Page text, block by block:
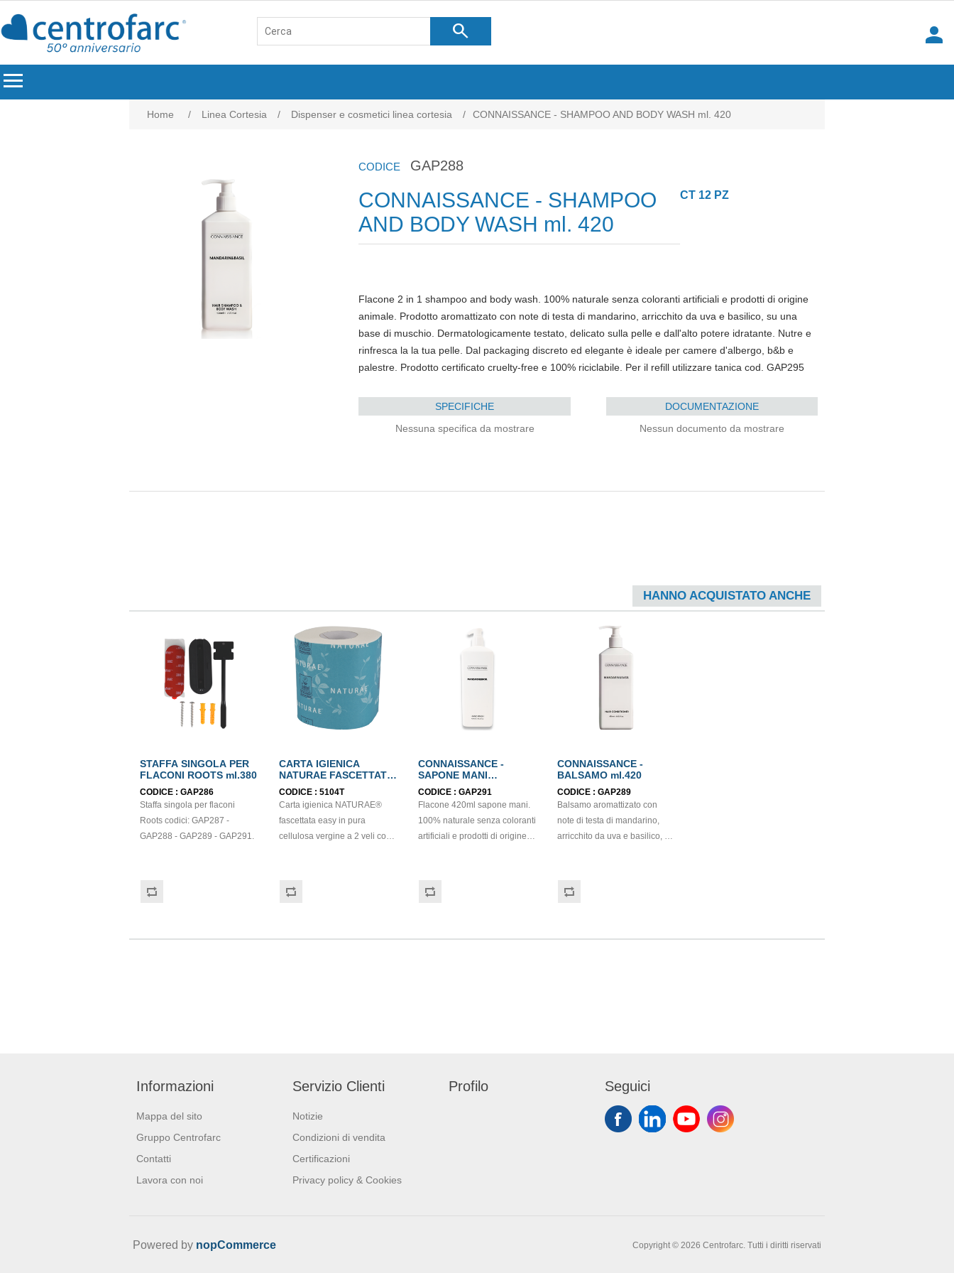
search
person
menu
Home / Linea Cortesia / Dispenser e cosmetici linea cortesia / CONNAISSANCE - SHAMPOO AND BODY WASH ml. 420
CODICE GAP288
CONNAISSANCE - SHAMPOO
AND BODY WASH ml. 420
CT 12 PZ
Flacone 2 in 1 shampoo and body wash. 100% naturale senza coloranti artificiali e prodotti di origine
animale. Prodotto aromattizato con note di testa di mandarino, arricchito da uva e basilico, su una
base di muschio. Dermatologicamente testato, delicato sulla pelle e dall'alto potere idratante. Nutre e
rinfresca la la tua pelle. Dal packaging discreto ed elegante è ideale per camere d'albergo, b&b e
palestre. Prodotto certificato cruelty-free e 100% riciclabile. Per il refill utilizzare tanica cod. GAP295
SPECIFICHE
Nessuna specifica da mostrare
DOCUMENTAZIONE
Nessun documento da mostrare
HANNO ACQUISTATO ANCHE
STAFFA SINGOLA PER
FLACONI ROOTS ml.380
CODICE : GAP286
Staffa singola per flaconi
Roots codici: GAP287 -
GAP288 - GAP289 - GAP291.
CARTA IGIENICA
NATURAE FASCETTATA
EASY PURA
CELLULOSA 2 VELI
ECOLABEL
CODICE : 5104T
Carta igienica NATURAE®
fascettata easy in pura
cellulosa vergine a 2 veli con
CONNAISSANCE -
SAPONE MANI
FLACONE ml.420
CODICE : GAP291
Flacone 420ml sapone mani.
100% naturale senza coloranti
artificiali e prodotti di origine
basilico, su una base di
CONNAISSANCE -
BALSAMO ml.420
CODICE : GAP289
Balsamo aromattizato con
note di testa di mandarino,
arricchito da uva e basilico, su
elegante èideale per camere
Informazioni
Mappa del sito
Gruppo Centrofarc
Contatti
Lavora con noi
Servizio Clienti
Notizie
Condizioni di vendita
Certificazioni
Privacy policy & Cookies
Profilo Seguici
Copyright © 2026 Centrofarc. Tutti i diritti riservati
Powered by nopCommerce